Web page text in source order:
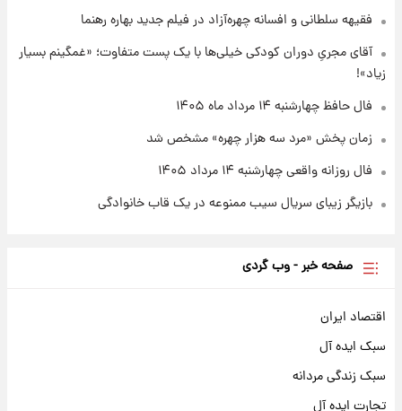
۲۰ ساعت پیش
۱۴۰۵/کاهش قیمت طلا و سکه
فقیهه سلطانی و افسانه چهره‌آزاد در فیلم جدید بهاره رهنما
آقای مجریِ دوران کودکی خیلی‌ها با یک پست متفاوت؛ «غمگینم بسیار
زیاد»!
فال حافظ چهارشنبه ۱۴ مرداد ماه ۱۴۰۵
زمان پخش «مرد سه هزار چهره» مشخص شد
فال روزانه واقعی چهارشنبه ۱۴ مرداد ۱۴۰۵
بازیگر زیبای سریال سیب ممنوعه در یک قاب خانوادگی
صفحه خبر - وب گردی
اقتصاد ایران
سبک ایده آل
سبک زندگی مردانه
تجارت ایده آل